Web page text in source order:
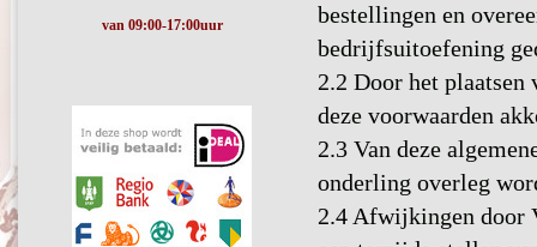
van 09:00-17:00uur
bestellingen en
bedrijfsuitoefening
2.2 Door het
deze voorwaarden
2.3 Van deze
onderling overleg
2.4 Afwijkingen door